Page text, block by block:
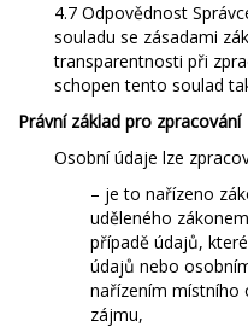
4.7 Odpovědnost
souladu se zásadami
transparentnosti při
schopen tento soulad
Právní základ pro zpracování
Osobní údaje lze
– je to nařízeno
uděleného
případě údajů,
údajů nebo
nařízením místního
zájmu,